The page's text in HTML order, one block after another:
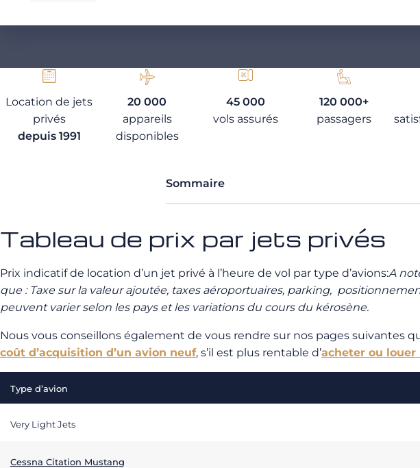
Location de jets
privés
depuis 1991
20 000
appareils
disponibles
45 000
vols assurés
120 000+
passagers
Sommaire
Tableau de prix par jets privés
Prix indicatif de location d’un jet privé à l’heure de vol par type d’avions:A
que : Taxe sur la valeur ajoutée, taxes aéroportuaires, parking,
peuvent varier selon les pays et les variations du cours du kérosène.
Nous vous conseillons également de vous rendre sur nos pages suivantes
coût d’acquisition d’un avion neuf, s’il est plus rentable d’acheter ou
Type d’avion
Very Light Jets
Cessna Citation Mustang